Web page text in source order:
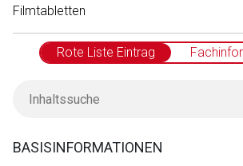
Filmtabletten
Rote Liste Eintrag
BASISINFORMATIONEN